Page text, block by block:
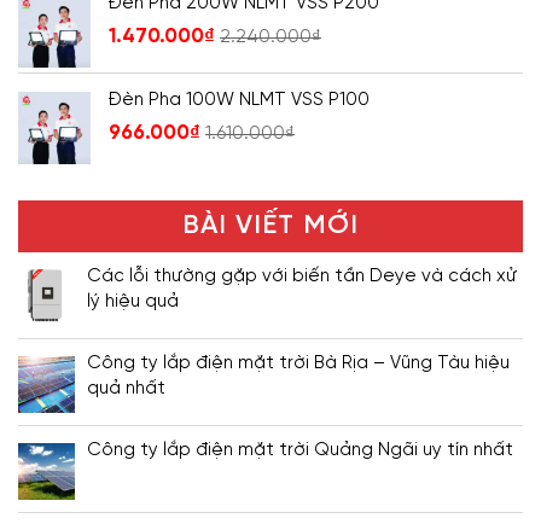
Đèn Pha 200W NLMT VSS P200
1.470.000₫ 2.240.000₫
Đèn Pha 100W NLMT VSS P100
966.000₫ 1.610.000₫
BÀI VIẾT MỚI
Các lỗi thường gặp với biến tần Deye và cách xử
lý hiệu quả
Công ty lắp điện mặt trời Bà Rịa – Vũng Tàu hiệu
quả nhất
Công ty lắp điện mặt trời Quảng Ngãi uy tín nhất